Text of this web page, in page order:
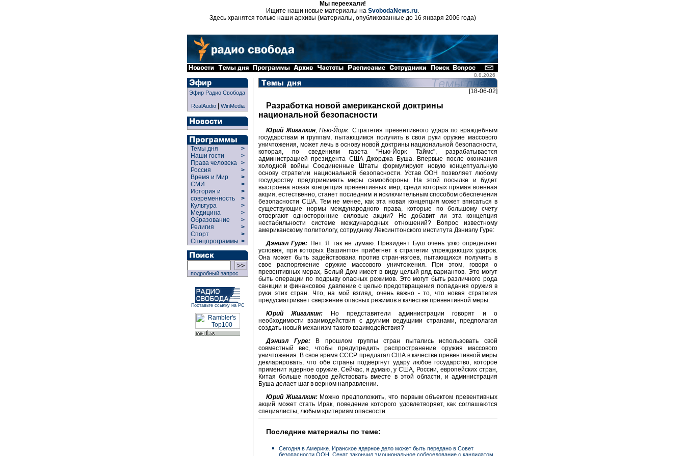
Мы переехали!
Ищите наши новые материалы на SvobodaNews.ru.
Здесь хранятся только наши архивы (материалы, опубликованные до 16 января 2006 года)
8.8.2026
Эфир Радио Свобода
RealAudio| WinMedia
Темы дня
>
Наши гости
>
Права человека >
Россия
>
Время и Мир
>
СМИ
>
История и
современность
>
>
Культура
>
Медицина
>
Образование
>
Религия
>
Спорт
>
Спецпрограммы >
подробный запрос
Поставьте ссылку на РС
[18-06-02]
Разработка новой американской доктрины
национальной безопасности
Юрий Жигалкин, Нью-Йорк: Стратегия превентивного удара по враждебным
государствам и группам, пытающимся получить в свои руки оружие массового
уничтожения, может лечь в основу новой доктрины национальной безопасности,
которая, по сведениям газета "Нью-Йорк Таймс", разрабатывается
администрацией президента США Джорджа Буша. Впервые после окончания
холодной войны Соединенные Штаты формулируют новую концептуальную
основу стратегии национальной безопасности. Устав ООН позволяет любому
государству предпринимать меры самообороны. На этой посылке и будет
выстроена новая концепция превентивных мер, среди которых прямая военная
акция, естественно, станет последним и исключительным способом обеспечения
безопасности США. Тем не менее, как эта новая концепция может вписаться в
существующие нормы международного права, которые по большому счету
отвергают односторонние силовые акции? Не добавит ли эта концепция
нестабильности системе международных отношений? Вопрос известному
американскому политологу, сотруднику Лексингтонского института Дэниэлу Гуре:
Дэниэл Гуре: Нет. Я так не думаю. Президент Буш очень узко определяет
условия, при которых Вашингтон прибегнет к стратегии упреждающих ударов.
Она может быть задействована против стран-изгоев, пытающихся получить в
свое распоряжение оружие массового уничтожения. При этом, говоря о
превентивных мерах, Белый Дом имеет в виду целый ряд вариантов. Это могут
быть операции по подрыву опасных режимов. Это могут быть различного рода
санкции и финансовое давление с целью предотвращения попадания оружия в
руки этих стран. Что, на мой взгляд, очень важно - то, что новая стратегия
предусматривает свержение опасных режимов в качестве превентивной меры.
Юрий Жигалкин: Но представители администрации говорят и о
необходимости взаимодействия с другими ведущими странами, предполагая
создать новый механизм такого взаимодействия?
Дэниэл Гуре:В прошлом группы стран пытались использовать свой
совместный вес, чтобы предупредить распространение оружия массового
уничтожения. В свое время СССР предлагал США в качестве превентивной меры
декларировать, что обе страны подвергнут удару любое государство, которое
применит ядерное оружие. Сейчас, я думаю, у США, России, европейских стран,
Китая больше поводов действовать вместе в этой области, и администрация
Буша делает шаг в верном направлении.
Юрий Жигалкин:Можно предположить, что первым объектом превентивных
акций может стать Ирак, поведение которого удовлетворяет, как соглашаются
специалисты, любым критериям опасности.
Последние материалы по теме:
Сегодня в Америке. Иранское ядерное дело может быть передано в Совет
безопасности ООН. Сенат закончил эмоциональное собеседование с кандидатом